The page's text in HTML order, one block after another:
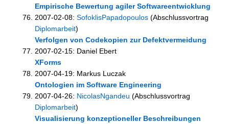
Empirische Bewertung agiler Softwareentwicklung
2007-02-08: SofoklisPapadopoulos (Abschlussvortrag
Diplomarbeit)
Verfolgen von Codekopien zur Defektvermeidung
2007-02-15: Daniel Ebert
XForms
2007-04-19: Markus Luczak
Ontologien im Software Engineering
2007-04-26: NicolasNgandeu (Abschlussvortrag
Diplomarbeit)
Visualisierung konzeptioneller Beschreibungen